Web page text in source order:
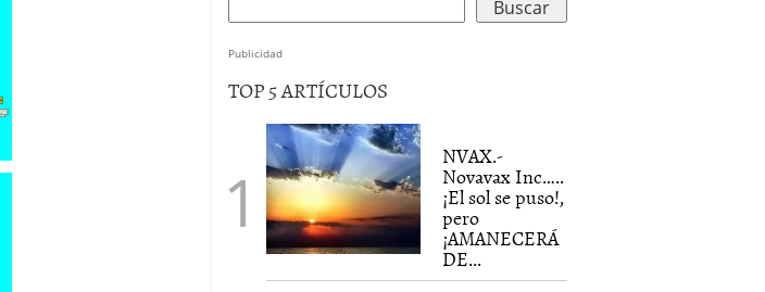
Publicidad
TOP 5 ARTÍCULOS
NVAX.-
Novavax Inc…..
¡El sol se puso!,
pero
¡AMANECERÁ
DE...